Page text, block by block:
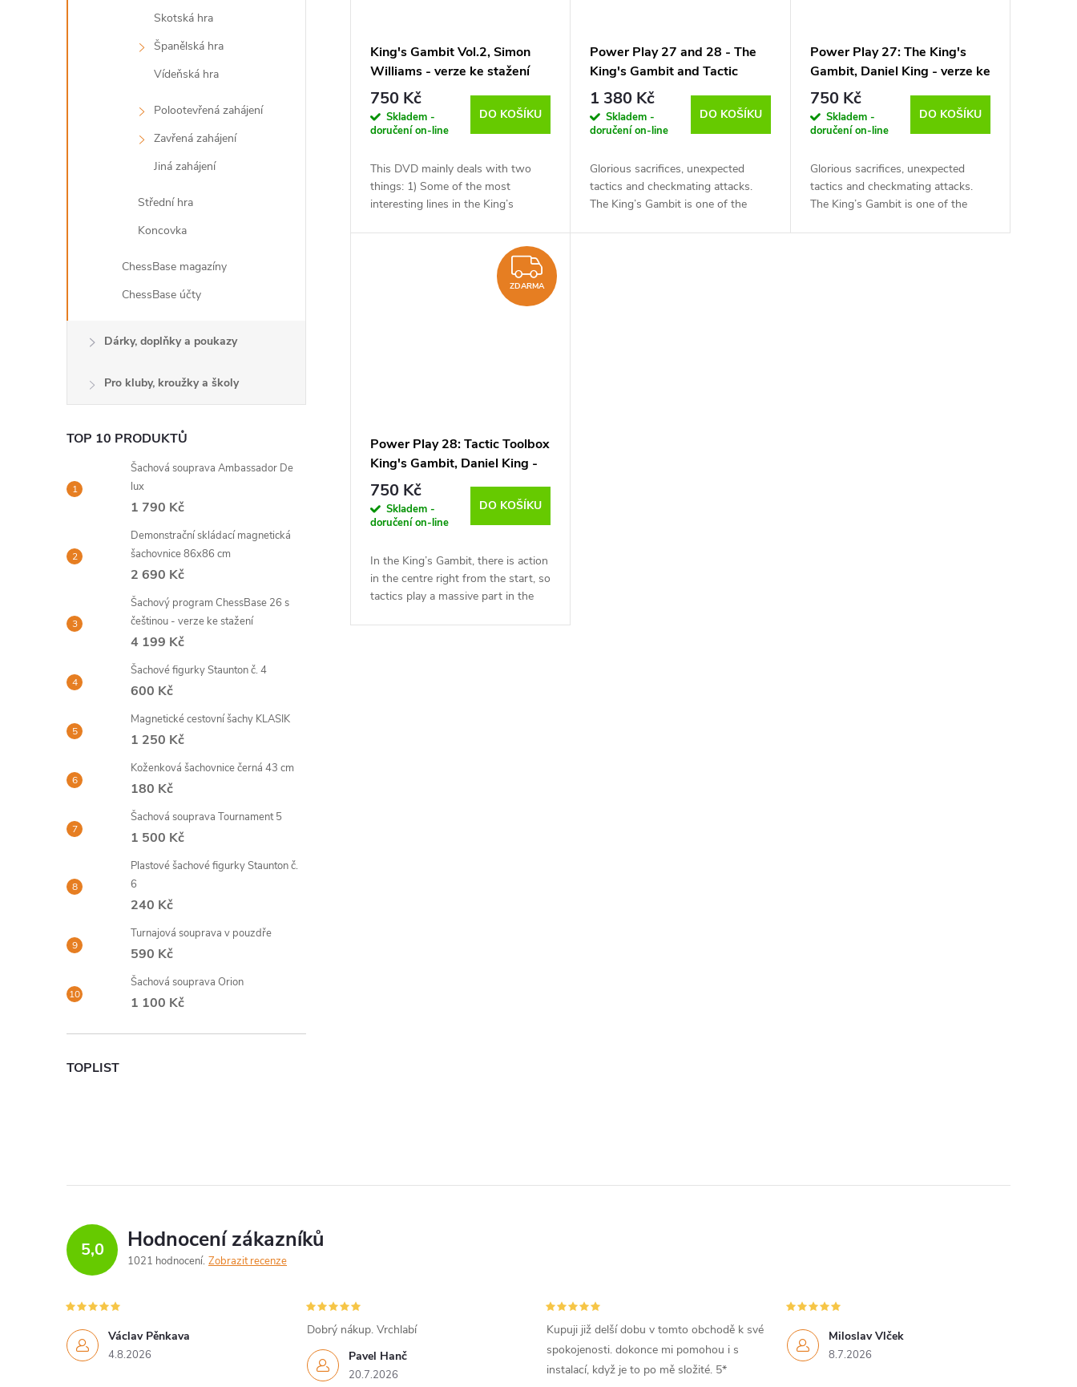
Skotská hra
Španělská hra
Vídeňská hra
Polootevřená zahájení
Zavřená zahájení
Jiná zahájení
Střední hra
Koncovka
ChessBase magazíny
ChessBase účty
Dárky, doplňky a poukazy
Pro kluby, kroužky a školy
TOP 10 PRODUKTŮ
Šachová souprava Ambassador De
lux
1 790 Kč
Demonstrační skládací magnetická
šachovnice 86x86 cm
2 690 Kč
Šachový program ChessBase 26 s
češtinou - verze ke stažení
4 199 Kč
Šachové figurky Staunton č. 4
600 Kč
Magnetické cestovní šachy KLASIK
1 250 Kč
Koženková šachovnice černá 43 cm
180 Kč
Šachová souprava Tournament 5
1 500 Kč
Plastové šachové figurky Staunton č.
6
240 Kč
Turnajová souprava v pouzdře
590 Kč
Šachová souprava Orion
1 100 Kč
TOPLIST
King's Gambit Vol.2, Simon
Williams - verze ke stažení
(anglicky)
750 Kč
Skladem -
doručení on-line
DO KOŠÍKU
This DVD mainly deals with two
things: 1) Some of the most
interesting lines in the King’s
Power Play 27 and 28 - The
King's Gambit and Tactic
Toolbox, Daniel King - verze
ke stažení (anglicky, německy)
1 380 Kč
Skladem -
doručení on-line
DO KOŠÍKU
Glorious sacrifices, unexpected
tactics and checkmating attacks.
The King’s Gambit is one of the
Power Play 27: The King's
Gambit, Daniel King - verze ke
stažení (anglicky, německy)
750 Kč
Skladem -
doručení on-line
DO KOŠÍKU
Glorious sacrifices, unexpected
tactics and checkmating attacks.
The King’s Gambit is one of the
ZDARMA
ZDARMA
Power Play 28: Tactic Toolbox
King's Gambit, Daniel King -
verze ke stažení (anglicky,
německy)
750 Kč
Skladem -
doručení on-line
DO KOŠÍKU
In the King’s Gambit, there is action
in the centre right from the start, so
tactics play a massive part in the
5,0 Hodnocení zákazníků
1021 hodnocení Zobrazit recenze
Václav Pěnkava
4.8.2026 Pavel Hanč
20.7.2026
Dobrý nákup. Vrchlabí
Kupuji již delší dobu v tomto obchodě k své
spokojenosti. dokonce mi pomohou i s
instalací, když je to po mě složité. 5*
Miloslav Vlček
8.7.2026